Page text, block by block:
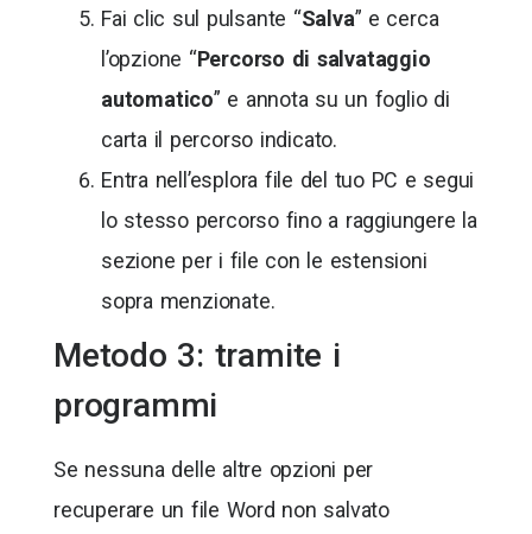
Fai clic sul pulsante “Salva” e cerca
l’opzione “Percorso di salvataggio
automatico” e annota su un foglio di
carta il percorso indicato.
Entra nell’esplora file del tuo PC e segui
lo stesso percorso fino a raggiungere la
sezione per i file con le estensioni
sopra menzionate.
Metodo 3: tramite i
programmi
Se nessuna delle altre opzioni per
recuperare un file Word non salvato